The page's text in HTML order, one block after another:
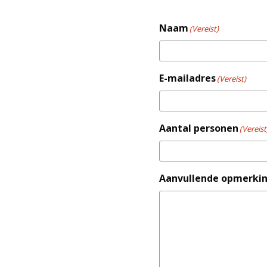
Naam (Vereist)
E-mailadres(Vereist)
Aantal personen
Aanvullende